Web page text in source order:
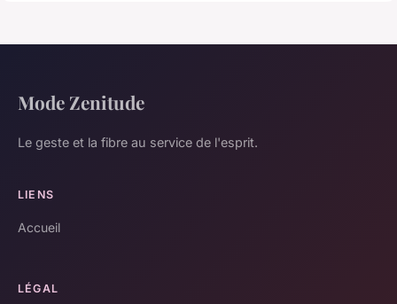
Mode Zenitude
Le geste et la fibre au service de l'esprit.
LIENS
Accueil
LÉGAL